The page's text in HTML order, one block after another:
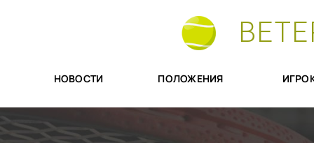
НОВОСТИ ПОЛОЖЕНИЯ